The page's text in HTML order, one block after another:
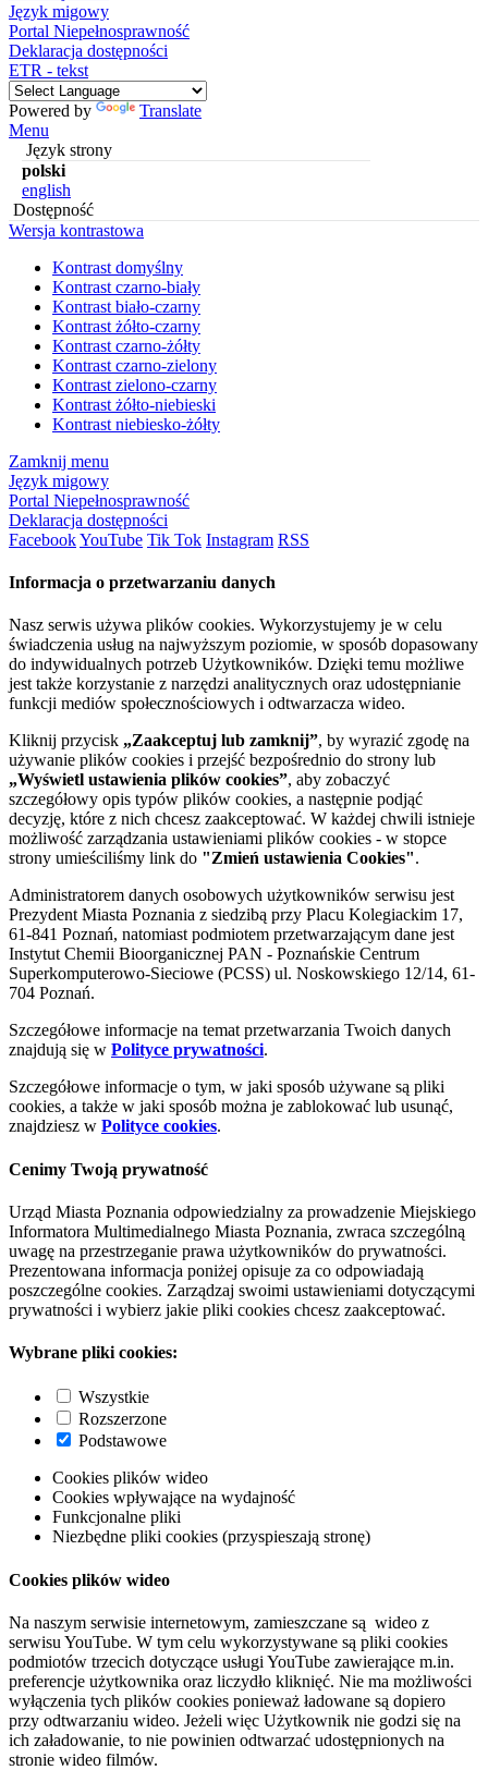
Język migowy
Portal Niepełnosprawność
Deklaracja dostępności
ETR - tekst
Powered by
Translate
Menu
Język strony
polski
english
Dostępność
Wersja kontrastowa
Kontrast domyślny
Kontrast czarno-biały
Kontrast biało-czarny
Kontrast żółto-czarny
Kontrast czarno-żółty
Kontrast czarno-zielony
Kontrast zielono-czarny
Kontrast żółto-niebieski
Kontrast niebiesko-żółty
Zamknij menu
Język migowy
Portal Niepełnosprawność
Deklaracja dostępności
FacebookYouTube Tik Tok Instagram RSS
Informacja o przetwarzaniu danych
Nasz serwis używa plików cookies. Wykorzystujemy je w celu
świadczenia usług na najwyższym poziomie, w sposób dopasowany
do indywidualnych potrzeb Użytkowników. Dzięki temu możliwe
jest także korzystanie z narzędzi analitycznych oraz udostępnianie
funkcji mediów społecznościowych i odtwarzacza wideo.
Kliknij przycisk „Zaakceptuj lub zamknij”, by wyrazić zgodę na
używanie plików cookies i przejść bezpośrednio do strony lub
„Wyświetl ustawienia plików cookies”, aby zobaczyć
szczegółowy opis typów plików cookies, a następnie podjąć
decyzję, które z nich chcesz zaakceptować. W każdej chwili istnieje
możliwość zarządzania ustawieniami plików cookies - w stopce
strony umieściliśmy link do "Zmień ustawienia Cookies".
Administratorem danych osobowych użytkowników serwisu jest
Prezydent Miasta Poznania z siedzibą przy Placu Kolegiackim 17,
61-841 Poznań, natomiast podmiotem przetwarzającym dane jest
Instytut Chemii Bioorganicznej PAN - Poznańskie Centrum
Superkomputerowo-Sieciowe (PCSS) ul. Noskowskiego 12/14, 61-
704 Poznań.
Szczegółowe informacje na temat przetwarzania Twoich danych
znajdują się w Polityce prywatności.
Szczegółowe informacje o tym, w jaki sposób używane są pliki
cookies, a także w jaki sposób można je zablokować lub usunąć,
znajdziesz w Polityce cookies.
Cenimy Twoją prywatność
Urząd Miasta Poznania odpowiedzialny za prowadzenie Miejskiego
Informatora Multimedialnego Miasta Poznania, zwraca szczególną
uwagę na przestrzeganie prawa użytkowników do prywatności.
Prezentowana informacja poniżej opisuje za co odpowiadają
poszczególne cookies. Zarządzaj swoimi ustawieniami dotyczącymi
prywatności i wybierz jakie pliki cookies chcesz zaakceptować.
Wybrane pliki cookies:
Wszystkie
Rozszerzone
Podstawowe
Cookies plików wideo
Cookies wpływające na wydajność
Funkcjonalne pliki
Niezbędne pliki cookies (przyspieszają stronę)
Cookies plików wideo
Na naszym serwisie internetowym, zamieszczane są wideo z
serwisu YouTube. W tym celu wykorzystywane są pliki cookies
podmiotów trzecich dotyczące usługi YouTube zawierające m.in.
preferencje użytkownika oraz liczydło kliknięć. Nie ma możliwości
wyłączenia tych plików cookies ponieważ ładowane są dopiero
przy odtwarzaniu wideo. Jeżeli więc Użytkownik nie godzi się na
ich załadowanie, to nie powinien odtwarzać udostępnionych na
stronie wideo filmów.